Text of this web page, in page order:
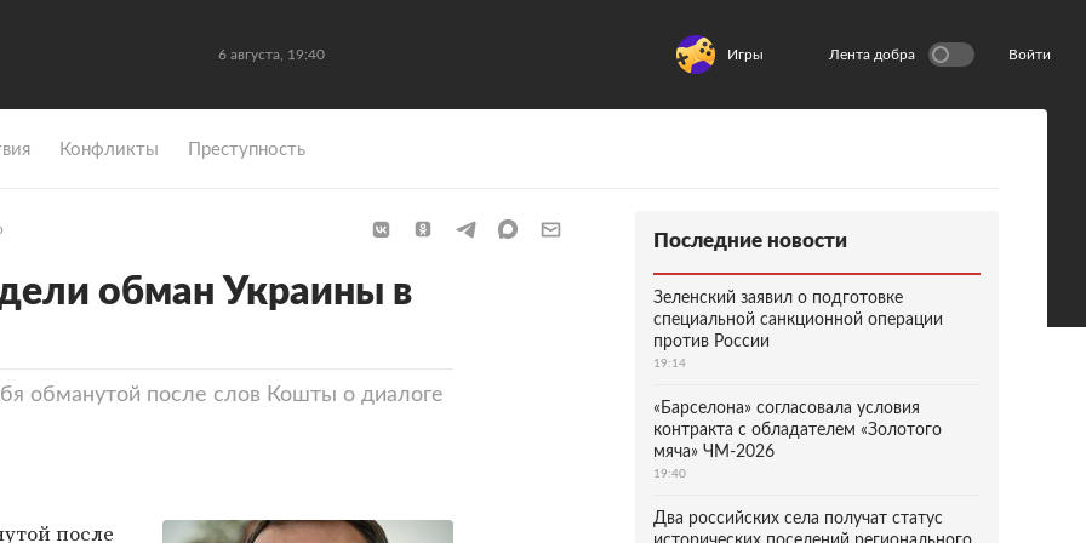
6 августа, 19:40 Игры Лента добра Войти
Конфликты Преступность
обман Украины в
обманутой после слов Кошты о диалоге
после
Последние новости
Зеленский заявил о подготовке
специальной санкционной операции
против России
19:14
«Барселона» согласовала условия
контракта с обладателем «Золотого
мяча» ЧМ-2026
19:40
Два российских села получат статус